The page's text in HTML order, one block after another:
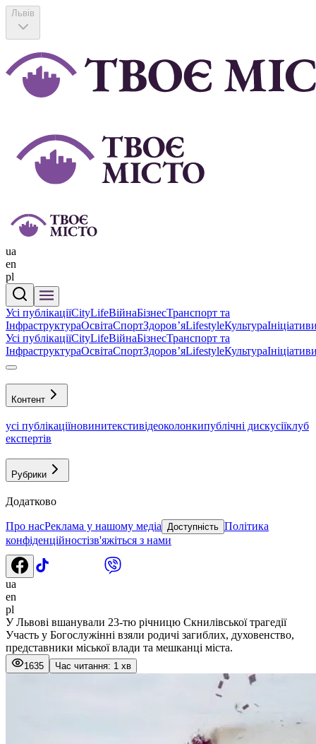
Львів
ua
en
pl
Усі публікаціїCityLifeВійнаБізнесТранспорт та
ІнфраструктураОсвітаСпортЗдоровʼяLifestyleКультура
Усі публікаціїCityLifeВійнаБізнесТранспорт та
ІнфраструктураОсвітаСпортЗдоровʼяLifestyleКультура
Контент
усі публікаціїновинитекстивідеоколонкипублічні дискусіїклуб
експертів
Рубрики
Додатково
Про насРеклама у нашому медіа Доступність Політика
конфіденційностізв'яжіться з нами
ua
en
pl
У Львові вшанували 23-тю річницю Скнилівської трагедії
Участь у Богослужінні взяли родичі загиблих, духовенство,
представники міської влади та мешканці міста.
1635 Час читання: 1 хв